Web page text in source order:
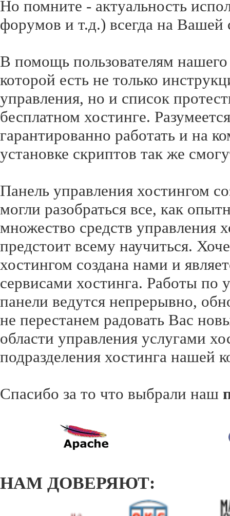
Но помните - актуальность
форумов и т.д.) всегда на Вашей
В помощь пользователям
которой есть не только
управления, но и список
бесплатном хостинге.
гарантированно работать и на
установке скриптов так же
Панель управления хостингом
могли разобраться все, как
множество средств управления
предстоит всему научиться.
хостингом создана нами и
сервисами хостинга. Работы
панели ведутся непрерывно,
не перестанем радовать Вас
области управления услугами
подразделения хостинга нашей
Спасибо за то что выбрали наш
НАМ ДОВЕРЯЮТ: